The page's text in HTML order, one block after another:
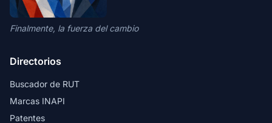
Finalmente, la fuerza del cambio
Directorios
Buscador de RUT
Marcas INAPI
Patentes